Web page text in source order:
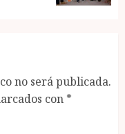
no será publicada.
con *